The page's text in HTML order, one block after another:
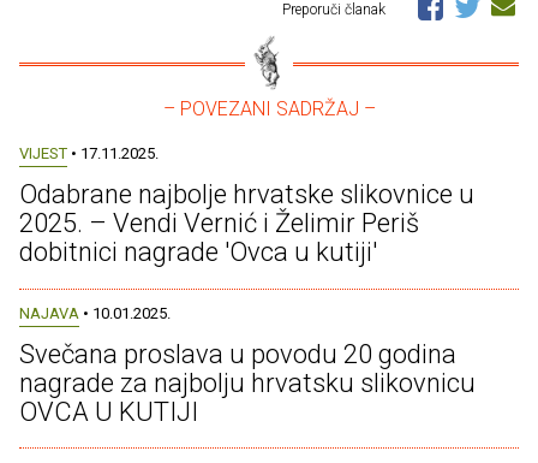
Preporuči članak
– POVEZANI SADRŽAJ –
VIJEST • 17.11.2025.
Odabrane najbolje hrvatske slikovnice u
2025. – Vendi Vernić i Želimir Periš
dobitnici nagrade 'Ovca u kutiji'
NAJAVA • 10.01.2025.
Svečana proslava u povodu 20 godina
nagrade za najbolju hrvatsku slikovnicu
OVCA U KUTIJI